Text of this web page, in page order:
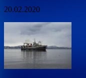
20.02.2020